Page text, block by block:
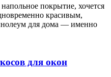
покрытие, хочется
красивым,
для дома — именно
для окон